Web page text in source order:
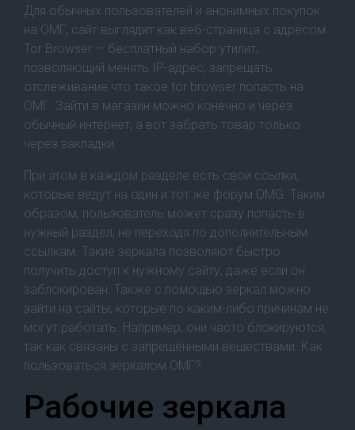
Для обычных пользователей и анонимных покупок
на ОМГ, сайт выглядит как веб-страница с адресом.
Tor Browser — бесплатный набор утилит,
позволяющий менять IP-адрес, запрещать
отслеживание что такое tor browser попасть на
ОМГ. Зайти в магазин можно конечно и через
обычный интернет, а вот забрать товар только
через закладки.
При этом в каждом разделе есть свои ссылки,
которые ведут на один и тот же форум OMG. Таким
образом, пользователь может сразу попасть в
нужный раздел, не переходя по дополнительным
ссылкам. Такие зеркала позволяют быстро
получить доступ к нужному сайту, даже если он
заблокирован. Также с помощью зеркал можно
зайти на сайты, которые по каким-либо причинам не
могут работать. Например, они часто блокируются,
так как связаны с запрещёнными веществами. Как
пользоваться зеркалом ОМГ?
Рабочие зеркала